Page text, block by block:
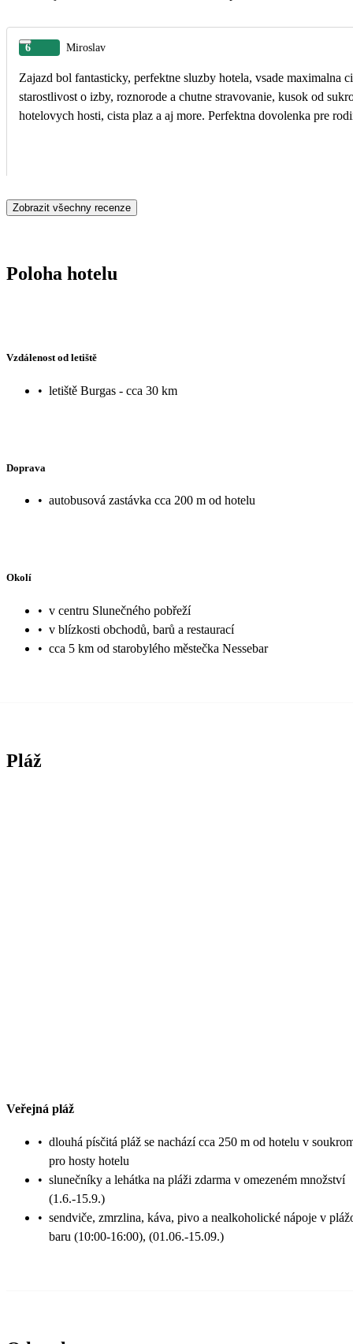
6 Miroslav
Zajazd bol fantasticky, perfektne sluzby hotela, vsade maximalna
starostlivost o izby, roznorode a chutne stravovanie, kusok od
hotelovych hosti, cista plaz a aj more. Perfektna dovolenka pre
Zobrazit všechny recenze
Poloha hotelu
Vzdálenost od letiště
• letiště Burgas - cca 30 km
Doprava
• autobusová zastávka cca 200 m od hotelu
Okolí
• v centru Slunečného pobřeží
• v blízkosti obchodů, barů a restaurací
• cca 5 km od starobylého městečka Nessebar
Pláž
Veřejná pláž
• dlouhá písčitá pláž se nachází cca 250 m od hotelu v
pro hosty hotelu
• slunečníky a lehátka na pláži zdarma v omezeném množství
(1.6.-15.9.)
• sendviče, zmrzlina, káva, pivo a nealkoholické nápoje v
baru (10:00-16:00), (01.06.-15.09.)